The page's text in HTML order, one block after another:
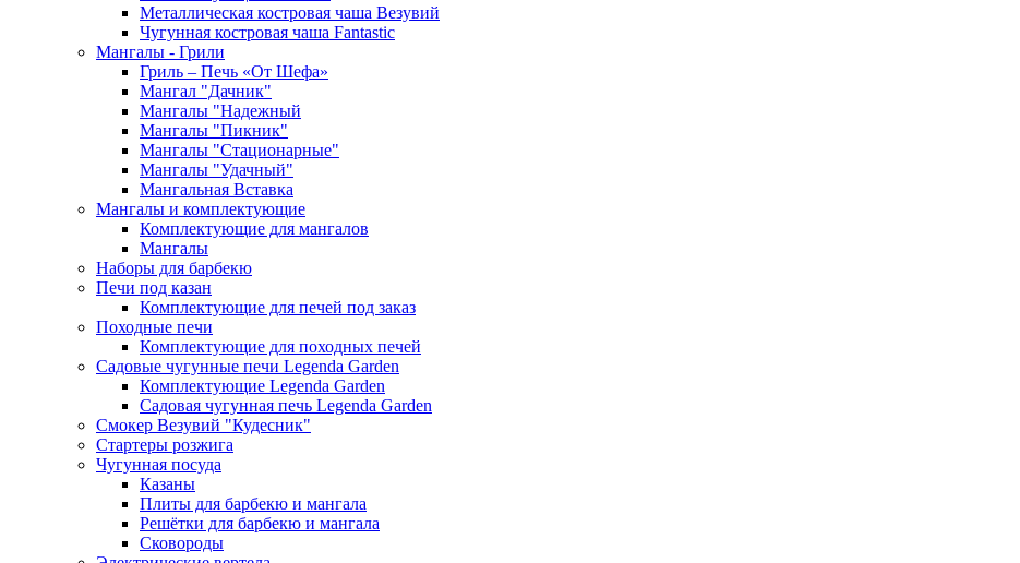
Металлическая костровая чаша Везувий
Чугунная костровая чаша Fantastic
Мангалы - Грили
Гриль – Печь «От Шефа»
Мангал "Дачник"
Мангалы "Надежный
Мангалы "Пикник"
Мангалы "Стационарные"
Мангалы "Удачный"
Мангальная Вставка
Мангалы и комплектующие
Комплектующие для мангалов
Мангалы
Наборы для барбекю
Печи под казан
Комплектующие для печей под заказ
Походные печи
Комплектующие для походных печей
Садовые чугунные печи Legenda Garden
Комплектующие Legenda Garden
Садовая чугунная печь Legenda Garden
Смокер Везувий "Кудесник"
Стартеры розжига
Чугунная посуда
Казаны
Плиты для барбекю и мангала
Решётки для барбекю и мангала
Сковороды